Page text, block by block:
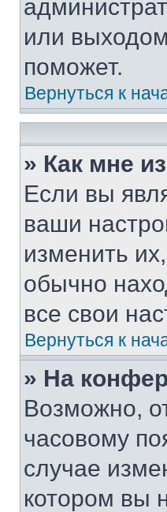
или
поможет.
Вернуться к
» Как мне
Если вы
ваши
изменить
обычно
все свои
Вернуться к
» На
Возможно,
часовому
случае
котором вы